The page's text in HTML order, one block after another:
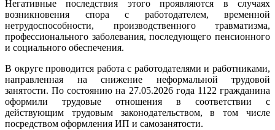
Негативные последствия этого проявляются в случаях
возникновения спора с работодателем, временной
нетрудоспособности, производственного травматизма,
профессионального заболевания, последующего пенсионного
и социального обеспечения.
В округе проводится работа с работодателями и работниками,
направленная на снижение неформальной трудовой
занятости. По состоянию на 27.05.2026 года 1122 гражданина
оформили трудовые отношения в соответствии с
действующим трудовым законодательством, в том числе
посредством оформления ИП и самозанятости.